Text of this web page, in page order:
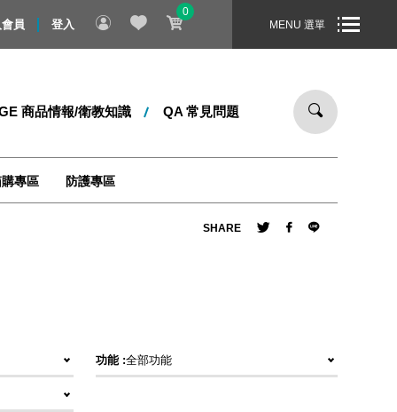
禮物！即日起 ～ 8/31 止，全站消費滿 1000 元，即享免運宅
員 登入
0
MENU 選單
商品情報/衛教知識 QA 常見問題
專區 防護專區
SHARE
功能 :全部功能